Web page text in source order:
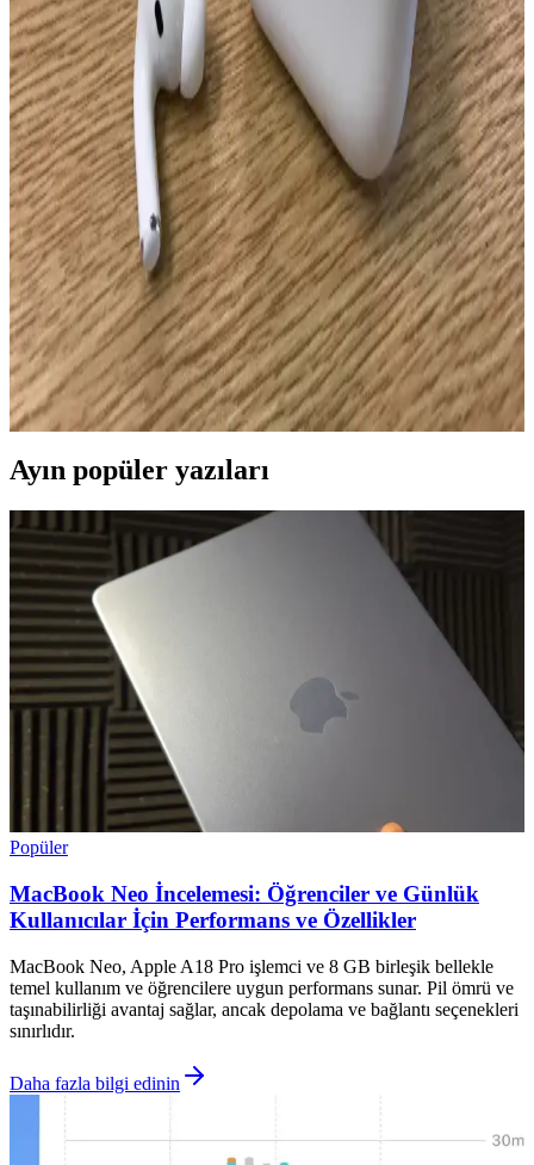
Kullanım İpuçları
AirPods 1. ve 2. nesil modellerinin tasarım, ses kalitesi, pil ömrü ve
teknolojik özellikler açısından karşılaştırması, kullanıcıların bilinçli
seçim yapmasını sağlar.
AirPods 4 Şarj Problemleri ve Çözüm Yolları:
Kullanıcılar İçin Rehber
AirPods 4'te yaşanan şarj sorunlarının nedenleri ve çözüm yolları,
temizlik, yeniden eşleştirme ve teknik destek detaylarıyla anlatılıyor.
AirPods Orijinalliği ve Güncel Modeller Hakkında
Detaylı Bilgi ve Karşılaştırma
Apple’ın kablosuz kulaklık serisi AirPods’un orijinalliği ve güncel
modelleri hakkında detaylı bilgi, özellikler ve kullanıcı deneyimleri
ile ilgili kapsamlı rehber.
Ayın popüler yazıları
Popüler
MacBook Neo İncelemesi: Öğrenciler ve Günlük
Kullanıcılar İçin Performans ve Özellikler
MacBook Neo, Apple A18 Pro işlemci ve 8 GB birleşik bellekle
temel kullanım ve öğrencilere uygun performans sunar. Pil ömrü ve
taşınabilirliği avantaj sağlar, ancak depolama ve bağlantı seçenekleri
sınırlıdır.
Daha fazla bilgi edinin